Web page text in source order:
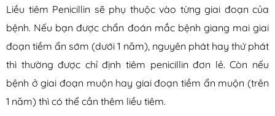
Liều tiêm Penicillin sẽ phụ thuộc vào từng giai đoạn của
bệnh. Nếu bạn được chẩn đoán mắc bệnh giang mai giai
đoạn tiềm ẩn sớm (dưới 1 năm), nguyên phát hay thứ phát
thì thường được chỉ định tiêm penicillin đơn lẻ. Còn nếu
bệnh ở giai đoạn muộn hay giai đoạn tiềm ẩn muộn (trên
1 năm) thì có thể cần thêm liều tiêm.